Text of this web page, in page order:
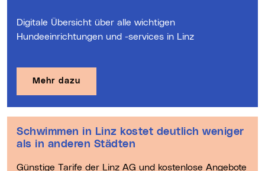
zur Sicherheit unserer Stadt“
Mehr dazu
Der Hundeguide für Linz
Hundeeinrichtungen und -services in Linz